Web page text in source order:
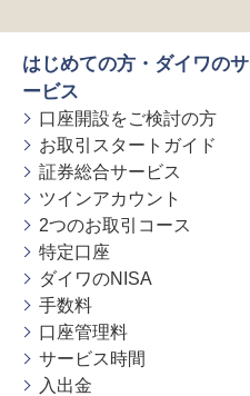
はじめての方・ダイワのサ
ービス
口座開設をご検討の方
お取引スタートガイド
証券総合サービス
ツインアカウント
2つのお取引コース
特定口座
ダイワのNISA
手数料
口座管理料
サービス時間
入出金